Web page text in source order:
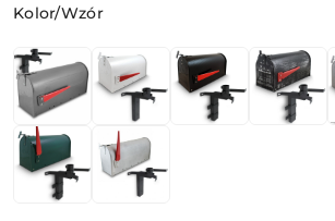
Wariant
Kolor/Wzór